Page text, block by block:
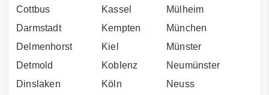
Cottbus
Kassel
Mülheim
Darmstadt
Kempten
München
Delmenhorst
Kiel
Münster
Detmold
Koblenz
Neumünster
Dinslaken
Köln
Neuss